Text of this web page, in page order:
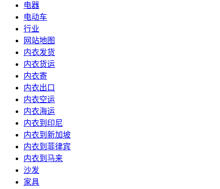
电器
电动车
行业
网站地图
内衣发货
内衣货运
内衣寄
内衣出口
内衣空运
内衣海运
内衣到印尼
内衣到新加坡
内衣到菲律宾
内衣到马来
沙发
家具